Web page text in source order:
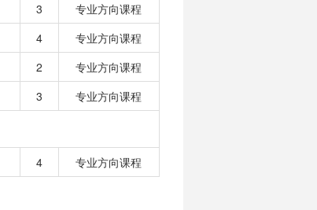
3
专业方向课程
4
专业方向课程
2
专业方向课程
3 专业方向课程
4 专业方向课程